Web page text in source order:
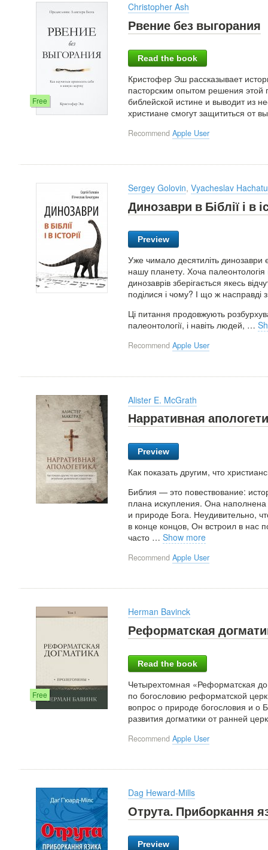
Free
Christopher Ash
Рвение без выгорания
Read the book
Кристофер Эш рассказывает
пасторским опытом решения
библейской истине и выводит из
христиане смогут защититься от
Recommend Apple User
Sergey Golovin, Vyacheslav
Динозаври в Біблії і в
Preview
Уже чимало десятиліть динозаври
нашу планету. Хоча
динозаврів зберігається якесь
поділися і чому? І що ж насправді
Ці питання продовжують
палеонтології, і навіть людей, …
Recommend Apple User
Alister E. McGrath
Нарративная
Preview
Как показать другим, что
Библия — это повествование:
плана искупления. Она
и природе Бога. Неудивительно,
в конце концов, Он встроил в нас
часто … Show more
Recommend Apple User
Free
Herman Bavinck
Реформатская
Read the book
Четырехтомная «Реформатская
по богословию реформатской
вопрос о природе богословия и о
развития догматики от ранней
Recommend Apple User
Dag Heward-Mills
Отрута. Приборкання
Preview